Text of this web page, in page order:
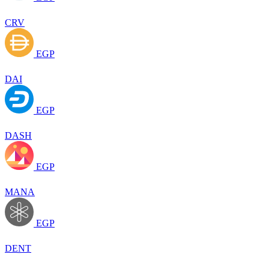
CRV
EGP
DAI
EGP
DASH
EGP
MANA
EGP
DENT